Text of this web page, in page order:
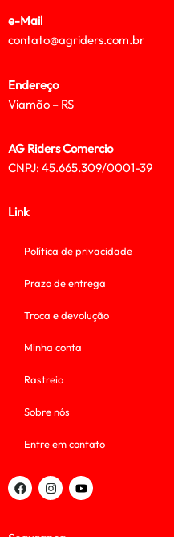
e-Mail
contato@agriders.com.br
Endereço
Viamão – RS
AG Riders Comercio
CNPJ: 45.665.309/0001-39
Link
Política de privacidade
Prazo de entrega
Troca e devolução
Minha conta
Rastreio
Sobre nós
Entre em contato